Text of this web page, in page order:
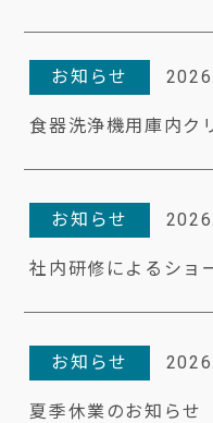
お知らせ
食器洗浄機用庫内ク
お知らせ
社内研修によるショ
お知らせ
夏季休業のお知らせ